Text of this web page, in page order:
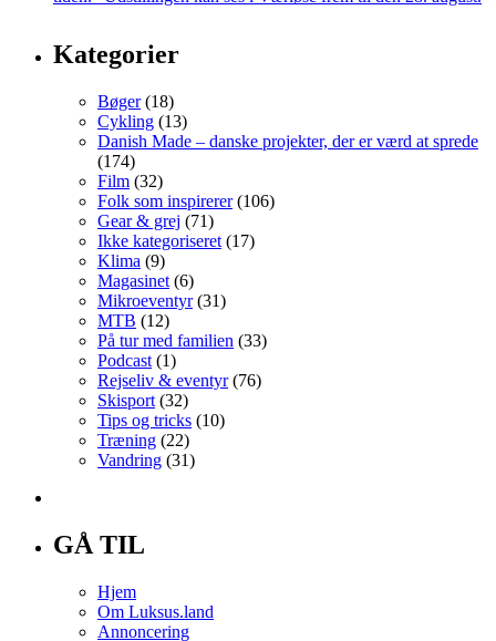
Kategorier
Bøger(18)
Cykling (13)
Danish Made – danske projekter, der er værd at sprede
(174)
Film (32)
Folk som inspirerer(106)
Gear & grej (71)
Ikke kategoriseret (17)
Klima (9)
Magasinet (6)
Mikroeventyr(31)
MTB (12)
På tur med familien (33)
Podcast (1)
Rejseliv & eventyr(76)
Skisport (32)
Tips og tricks (10)
Træning (22)
Vandring (31)
GÅ TIL
Hjem
Om Luksus.land
Annoncering